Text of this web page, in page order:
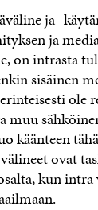
ja -
ja
on intrasta
sisäinen
ole
muu
käänteen
ovat
kun